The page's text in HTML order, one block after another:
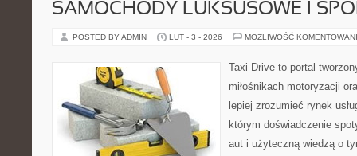
SAMOCHODY LUKSUSOWE I
POSTED BY ADMIN LUT - 3 - 2026 MOŻLIWOŚĆ
Taxi Drive to portal
miłośnikach motoryzacji
lepiej zrozumieć rynek
którym doświadczenie
aut i użyteczną wiedzą o